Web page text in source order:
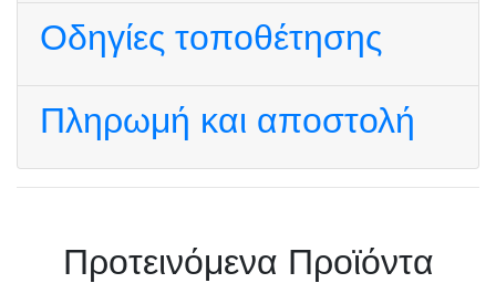
Οδηγίες τοποθέτησης
Πληρωμή και αποστολή
Πρoτεινόμενα Προϊόντα